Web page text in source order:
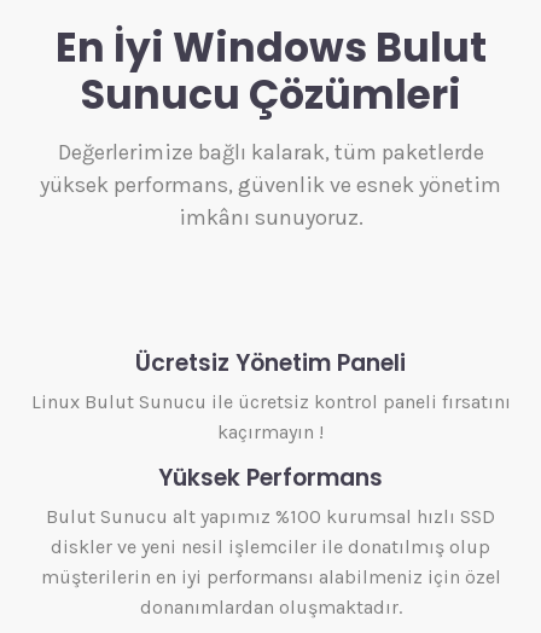
En İyi Windows Bulut
Sunucu Çözümleri
Değerlerimize bağlı kalarak, tüm paketlerde
yüksek performans, güvenlik ve esnek yönetim
imkânı sunuyoruz.
Ücretsiz Yönetim Paneli
Linux Bulut Sunucu ile ücretsiz kontrol paneli fırsatını
kaçırmayın !
Yüksek Performans
Bulut Sunucu alt yapımız %100 kurumsal hızlı SSD
diskler ve yeni nesil işlemciler ile donatılmış olup
müşterilerin en iyi performansı alabilmeniz için özel
donanımlardan oluşmaktadır.